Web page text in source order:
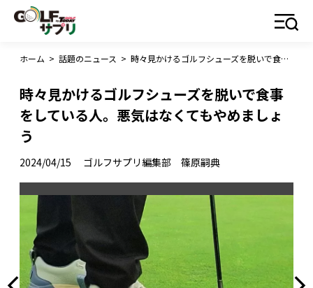
ホーム > 話題のニュース > 時々見かけるゴルフシューズを脱いで食事をしている人。悪気はなくてもやめましょう
時々見かけるゴルフシューズを脱いで食事
をしている人。悪気はなくてもやめましょ
う
2024/04/15 ゴルフサプリ編集部 篠原嗣典